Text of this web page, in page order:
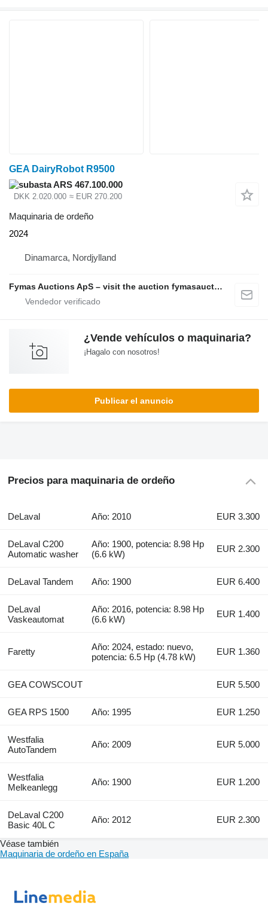
GEA DairyRobot R9500
ARS 467.100.000
DKK 2.020.000 ≈ EUR 270.200
Maquinaria de ordeño
2024
Dinamarca, Nordjylland
Fymas Auctions ApS – visit the auction fymasauctions.dk
¿Vende vehículos o maquinaria?
¡Hagalo con nosotros!
Publicar el anuncio
Precios para maquinaria de ordeño
DeLaval Año: 2010 EUR 3.300
DeLaval C200
Automatic washer
Año: 1900, potencia: 8.98 Hp
(6.6 kW)
EUR 2.300
DeLaval Tandem Año: 1900 EUR 6.400
DeLaval
Vaskeautomat
Año: 2016, potencia: 8.98 Hp
(6.6 kW)
EUR 1.400
Faretty
Año: 2024, estado: nuevo,
potencia: 6.5 Hp (4.78 kW)
EUR 1.360
GEA COWSCOUT EUR 5.500
GEA RPS 1500 Año: 1995 EUR 1.250
Westfalia
AutoTandem
Año: 2009 EUR 5.000
Westfalia
Melkeanlegg
Año: 1900 EUR 1.200
DeLaval C200
Basic 40L C
Año: 2012 EUR 2.300
Véase también
Maquinaria de ordeño en España